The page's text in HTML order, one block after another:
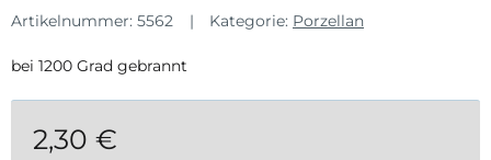
Artikelnummer: 5562 Kategorie: Porzellan
bei 1200 Grad gebrannt
2,30 €